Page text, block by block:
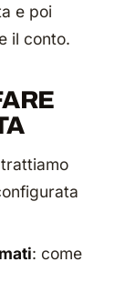
e poi
il conto.
: come